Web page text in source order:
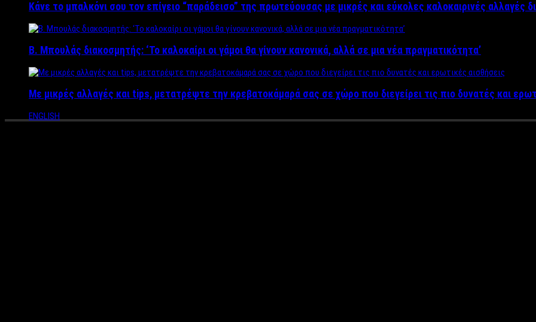
Κάνε το μπαλκόνι σου τον επίγειο “παράδεισο” της πρωτεύουσας με μικρές και εύκολες καλοκαιρινές αλλαγές
Β. Μπουλάς διακοσμητής: ‘Το καλοκαίρι οι γάμοι θα γίνουν κανονικά, αλλά σε μια νέα πραγματικότητα’
Με μικρές αλλαγές και tips, μετατρέψτε την κρεβατοκάμαρά σας σε χώρο που διεγείρει τις πιο δυνατές και
ENGLISH